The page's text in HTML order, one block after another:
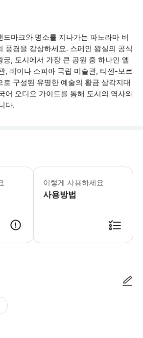
드마크와 명소를 지나가는 파노라마 버
풍경을 감상하세요. 스페인 왕실의 공식
궁, 도시에서 가장 큰 공원 중 하나인 엘
, 레이나 소피아 국립 미술관, 티센-보르
로 구성된 유명한 예술의 황금 삼각지대
어 오디오 가이드를 통해 도시의 역사와
다.
어린이 규정: - 4세 미만 어린이는 무
이렇게 사용하세요
사용방법